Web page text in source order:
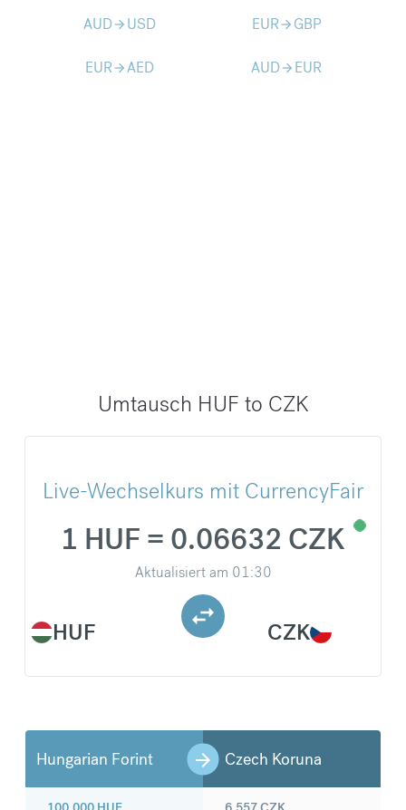
AUDarrow_forward USD EURarrow_forward GBP
EURarrow_forwardAED AUDarrow_forward EUR
Umtausch HUF to CZK
Live-Wechselkurs mit CurrencyFair
HUF
1 HUF = 0.06632 CZK
Aktualisiert am 01:30
CZK
Hungarian Forint Czech Koruna